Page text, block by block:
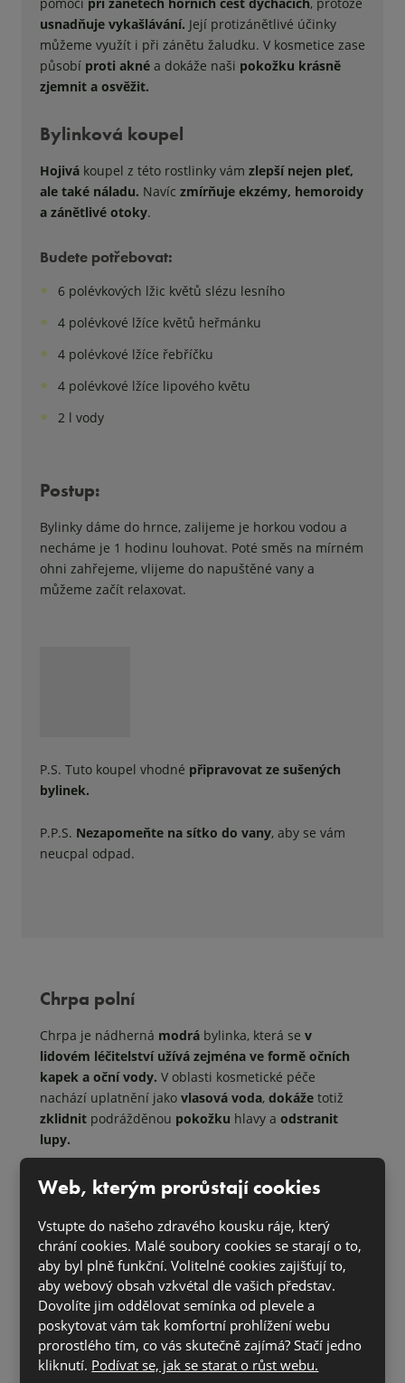
usnadňuje vykašlávání. Její protizánětlivé účinky
můžeme využít i při zánětu žaludku. V kosmetice zase
působí proti akné a dokáže naši pokožku krásně
zjemnit a osvěžit.
Bylinková koupel
Hojivá koupel z této rostlinky vám zlepší nejen pleť,
ale také náladu. Navíc zmírňuje ekzémy, hemoroidy
a zánětlivé otoky.
Budete potřebovat:
6 polévkových lžic květů slézu lesního
4 polévkové lžíce květů heřmánku
4 polévkové lžíce řebříčku
4 polévkové lžíce lipového květu
2 l vody
Postup:
Bylinky dáme do hrnce, zalijeme je horkou vodou a
necháme je 1 hodinu louhovat. Poté směs na mírném
ohni zahřejeme, vlijeme do napuštěné vany a
můžeme začít relaxovat.
P.S. Tuto koupel vhodné připravovat ze sušených
bylinek.
P.P.S. Nezapomeňte na sítko do vany, aby se vám
neucpal odpad.
Chrpa polní
Chrpa je nádherná modrá bylinka, která se v
lidovém léčitelství užívá zejména ve formě očních
kapek a oční vody. V oblasti kosmetické péče
nachází uplatnění jako vlasová voda, dokáže totiž
zklidnit podrážděnou pokožku hlavy a odstranit
lupy.
Vlasovou vodu si připravíme jednoduše, a to tak, že 2
polévkové lžíce sušených květů chrpy zalijeme 250 ml
vroucí vody a necháme je 30 minut louhovat. Poté
výluh přecedíme a opláchneme jím čerstvé umyté
vlasy.
Oční voda z chrpy
Web, kterým prorůstají cookies
Vstupte do našeho zdravého kousku ráje, který
chrání cookies. Malé soubory cookies se starají o to,
aby byl plně funkční. Volitelné cookies zajišťují to,
aby webový obsah vzkvétal dle vašich představ.
Dovolíte jim oddělovat semínka od plevele a
poskytovat vám tak komfortní prohlížení webu
prorostlého tím, co vás skutečně zajímá? Stačí jedno
kliknutí. Podívat se, jak se starat o růst webu.